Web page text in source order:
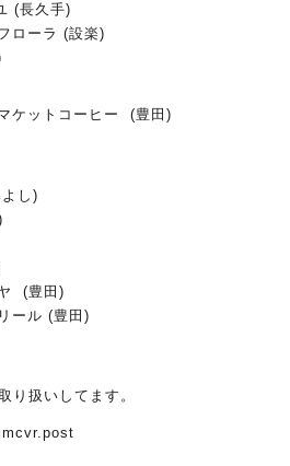
(長久手)
ローラ (設楽)
ケットコーヒー (豊田)
し)
(豊田)
ール (豊田)
り扱いしてます。